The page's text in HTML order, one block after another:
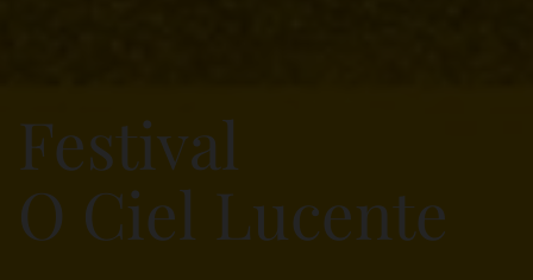
Festival
O Ciel Lucente